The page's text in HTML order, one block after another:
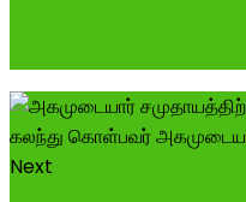
Next